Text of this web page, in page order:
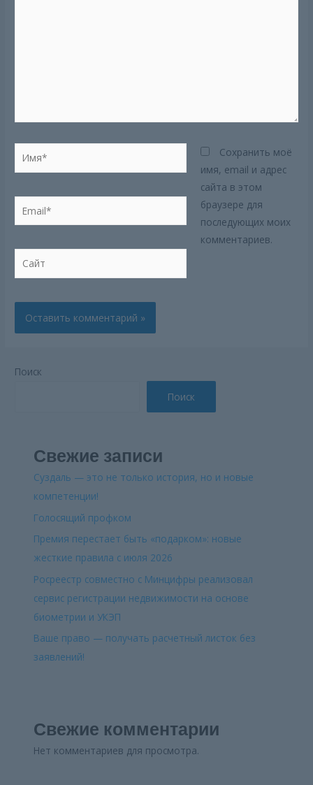
Имя*
Сайт
Сохранить моё
имя, email и адрес
сайта в этом
браузере для
последующих моих
комментариев.
Поиск
Поиск
Свежие записи
Суздаль — это не только история, но и новые
компетенции!
Голосящий профком
Премия перестает быть «подарком»: новые
жесткие правила с июля 2026
Росреестр совместно с Минцифры реализовал
сервис регистрации недвижимости на основе
биометрии и УКЭП
Ваше право — получать расчетный листок без
заявлений!
Свежие комментарии
Нет комментариев для просмотра.